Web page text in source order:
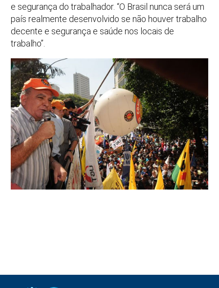
e segurança do trabalhador. “O Brasil nunca será um
país realmente desenvolvido se não houver trabalho
decente e segurança e saúde nos locais de
trabalho”.